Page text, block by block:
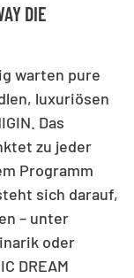
DIE
warten pure
luxuriösen
Das
zu jeder
Programm
sich darauf,
– unter
oder
DREAM